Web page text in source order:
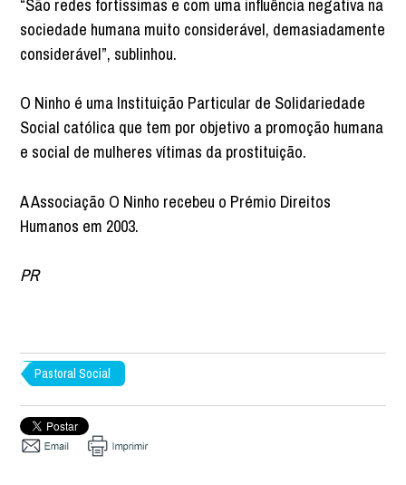
“São redes fortíssimas e com uma influência negativa na
sociedade humana muito considerável, demasiadamente
considerável”, sublinhou.
O Ninho é uma Instituição Particular de Solidariedade
Social católica que tem por objetivo a promoção humana
e social de mulheres vítimas da prostituição.
A Associação O Ninho recebeu o Prémio Direitos
Humanos em 2003.
PR
Pastoral Social